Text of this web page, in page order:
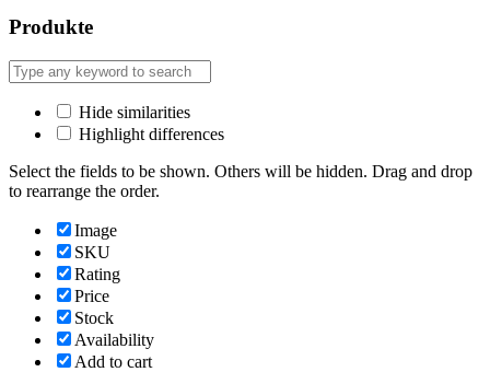
Produkte
Hide similarities
Highlight differences
Select the fields to be shown. Others will be hidden. Drag and drop
to rearrange the order.
Image
SKU
Rating
Price
Stock
Availability
Add to cart